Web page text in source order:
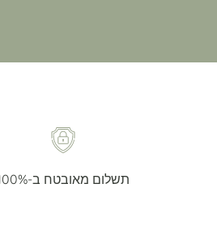
תשלום מאובטח ב-100%